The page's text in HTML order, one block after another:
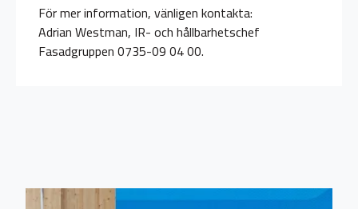
För mer information, vänligen kontakta:
Adrian Westman, IR- och hållbarhetschef
Fasadgruppen 0735-09 04 00.